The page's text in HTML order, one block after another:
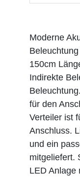
Moderne
150cm
Indirekte
für den
Verteiler ist
Anschluss.
und ein
mitgeliefert.
LED Anlage